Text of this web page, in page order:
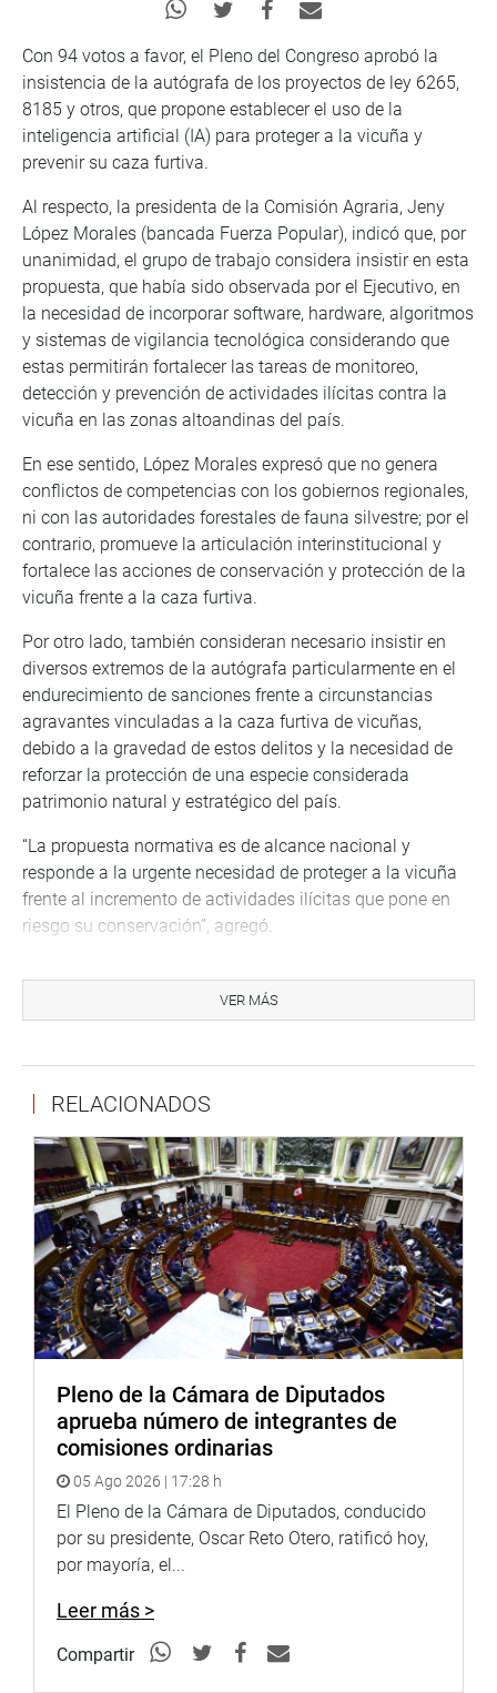
Con 94 votos a favor, el Pleno del Congreso aprobó la
insistencia de la autógrafa de los proyectos de ley 6265,
8185 y otros, que propone establecer el uso de la
inteligencia artificial (IA) para proteger a la vicuña y
prevenir su caza furtiva.
Al respecto, la presidenta de la Comisión Agraria, Jeny
López Morales (bancada Fuerza Popular), indicó que, por
unanimidad, el grupo de trabajo considera insistir en esta
propuesta, que había sido observada por el Ejecutivo, en
la necesidad de incorporar software, hardware, algoritmos
y sistemas de vigilancia tecnológica considerando que
estas permitirán fortalecer las tareas de monitoreo,
detección y prevención de actividades ilícitas contra la
vicuña en las zonas altoandinas del país.
En ese sentido, López Morales expresó que no genera
conflictos de competencias con los gobiernos regionales,
ni con las autoridades forestales de fauna silvestre; por el
contrario, promueve la articulación interinstitucional y
fortalece las acciones de conservación y protección de la
vicuña frente a la caza furtiva.
Por otro lado, también consideran necesario insistir en
diversos extremos de la autógrafa particularmente en el
endurecimiento de sanciones frente a circunstancias
agravantes vinculadas a la caza furtiva de vicuñas,
debido a la gravedad de estos delitos y la necesidad de
reforzar la protección de una especie considerada
patrimonio natural y estratégico del país.
“La propuesta normativa es de alcance nacional y
responde a la urgente necesidad de proteger a la vicuña
frente al incremento de actividades ilícitas que pone en
riesgo su conservación”, agregó.
del Poder Ejecutivo vinculadas a evitar posibles sobre
regulaciones respecto a tipo penales ya contemplados en
armoniza las disposiciones con los artículos 308 y 308-C
Cabe precisar que la aprobación de insistencias no
requiere segunda votación.
OFICINA DE COMUNICACIONES E IMAGEN
INSTITUCIONAL
VER MÁS
RELACIONADOS
Pleno de la Cámara de Diputados
aprueba número de integrantes de
comisiones ordinarias
05 Ago 2026 | 17:28 h
El Pleno de la Cámara de Diputados, conducido
por su presidente, Oscar Reto Otero, ratificó hoy,
por mayoría, el...
Leer más >
Compartir